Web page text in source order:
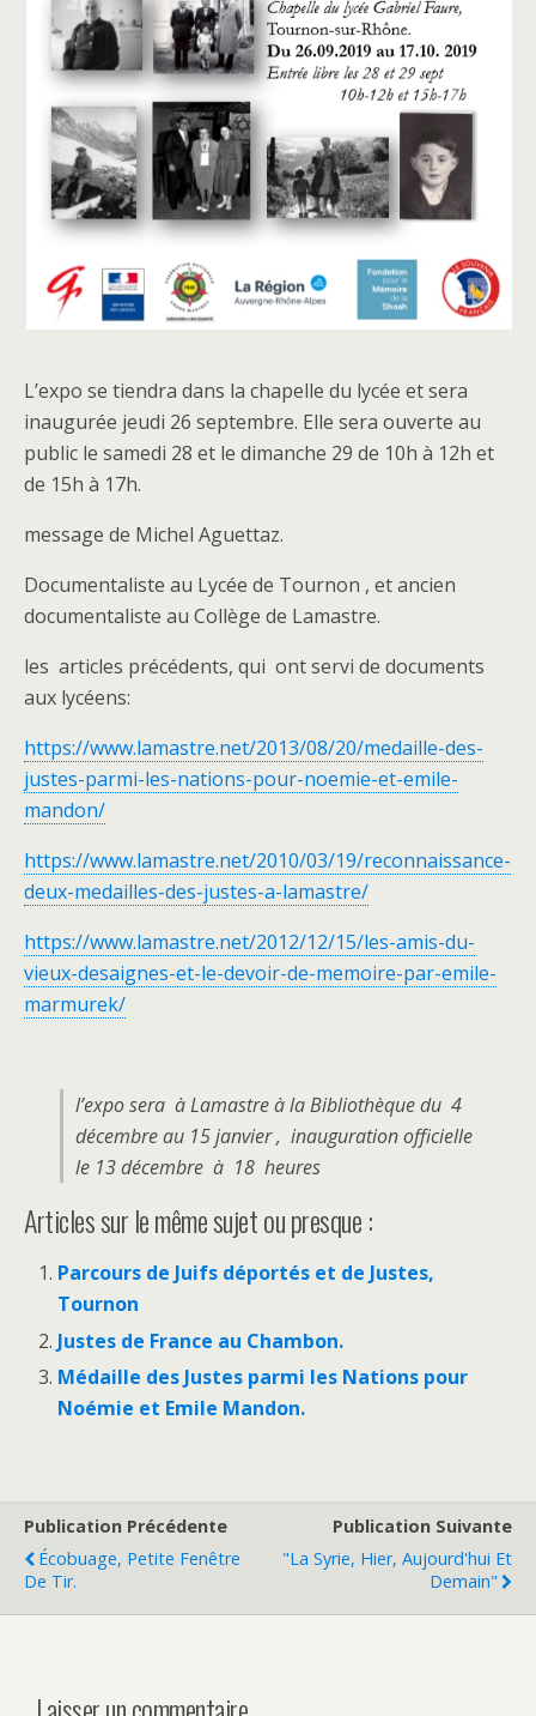
L’expo se tiendra dans la chapelle du lycée et sera
inaugurée jeudi 26 septembre. Elle sera ouverte au
public le samedi 28 et le dimanche 29 de 10h à 12h et
de 15h à 17h.
message de Michel Aguettaz.
Documentaliste au Lycée de Tournon , et ancien
documentaliste au Collège de Lamastre.
les articles précédents, qui ont servi de documents
aux lycéens:
https://www.lamastre.net/2013/08/20/medaille-des-
justes-parmi-les-nations-pour-noemie-et-emile-
mandon/
https://www.lamastre.net/2010/03/19/reconnaissance-
deux-medailles-des-justes-a-lamastre/
https://www.lamastre.net/2012/12/15/les-amis-du-
vieux-desaignes-et-le-devoir-de-memoire-par-emile-
marmurek/
l’expo sera à Lamastre à la Bibliothèque du 4
décembre au 15 janvier , inauguration officielle
le 13 décembre à 18 heures
Articles sur le même sujet ou presque :
Parcours de Juifs déportés et de Justes,
Tournon
Justes de France au Chambon.
Médaille des Justes parmi les Nations pour
Noémie et Emile Mandon.
Publication Précédente
Écobuage, Petite Fenêtre
De Tir.
Publication Suivante
"La Syrie, Hier, Aujourd'hui Et
Demain"